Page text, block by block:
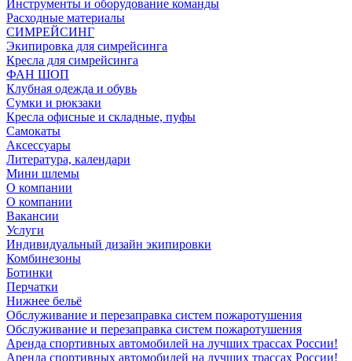
Инструменты и оборудование команды
Расходные материалы
СИМРЕЙСИНГ
Экипировка для симрейсинга
Кресла для симрейсинга
ФАН ШОП
Клубная одежда и обувь
Сумки и рюкзаки
Кресла офисные и складные, пуфы
Самокаты
Аксессуары
Литература, календари
Мини шлемы
О компании
О компании
Вакансии
Услуги
Индивидуальный дизайн экипировки
Комбинезоны
Ботинки
Перчатки
Нижнее бельё
Обслуживание и перезаправка систем пожаротушения
Обслуживание и перезаправка систем пожаротушения
Аренда спортивных автомобилей на лучших трассах России!
Аренда спортивных автомобилей на лучших трассах России!